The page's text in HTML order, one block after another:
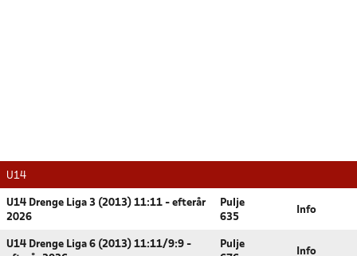
U14
U14 Drenge Liga 3 (2013) 11:11 - efterår
2026
Pulje
635
Info
U14 Drenge Liga 6 (2013) 11:11/9:9 -
Pulje
Info